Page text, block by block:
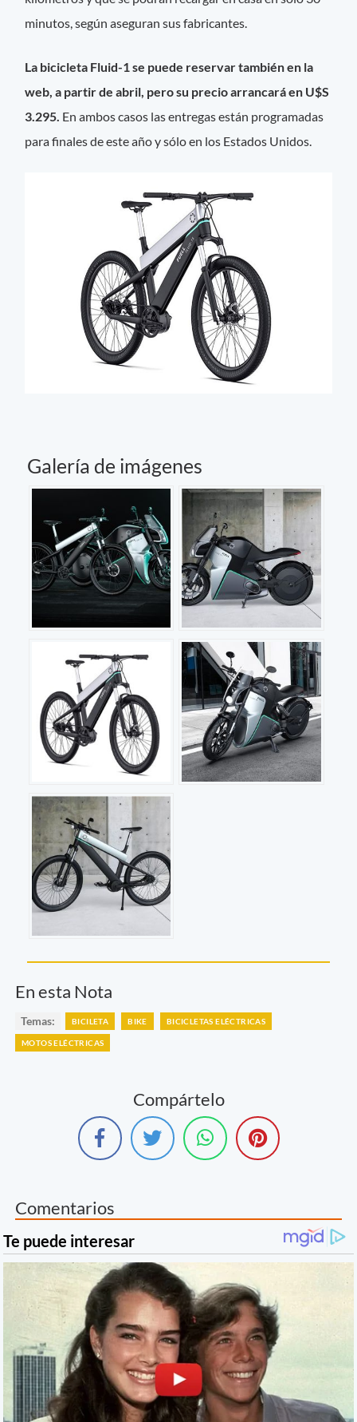
minutos, según aseguran sus fabricantes.
La bicicleta Fluid-1 se puede reservar también en la
web, a partir de abril, pero su precio arrancará en U$S
3.295. En ambos casos las entregas están programadas
para finales de este año y sólo en los Estados Unidos.
Galería de imágenes
En esta Nota
Temas: BICILETA BIKE BICICLETAS ELÉCTRICAS
MOTOS ELÉCTRICAS
Compártelo
Comentarios